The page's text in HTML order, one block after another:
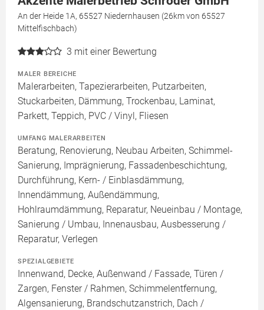
An der Heide 1A, 65527 Niedernhausen (26km von 65527
Mittelfischbach)
3 mit einer Bewertung
MALER BEREICHE
Malerarbeiten, Tapezierarbeiten, Putzarbeiten,
Stuckarbeiten, Dämmung, Trockenbau, Laminat,
Parkett, Teppich, PVC / Vinyl, Fliesen
UMFANG MALERARBEITEN
Beratung, Renovierung, Neubau Arbeiten, Schimmel-
Sanierung, Imprägnierung, Fassadenbeschichtung,
Durchführung, Kern- / Einblasdämmung,
Innendämmung, Außendämmung,
Hohlraumdämmung, Reparatur, Neueinbau / Montage,
Sanierung / Umbau, Innenausbau, Ausbesserung /
Reparatur, Verlegen
SPEZIALGEBIETE
Innenwand, Decke, Außenwand / Fassade, Türen /
Zargen, Fenster / Rahmen, Schimmelentfernung,
Algensanierung, Brandschutzanstrich, Dach /